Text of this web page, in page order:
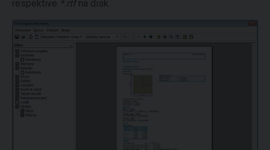
respektive *.rtfna disk.